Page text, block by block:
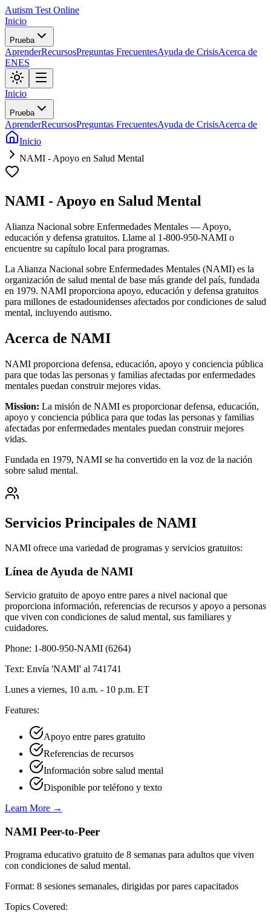
Autism Test Online
Inicio
Prueba
AprenderRecursosPreguntas FrecuentesAyuda de CrisisAcerca de
ENES
Inicio
Prueba
AprenderRecursosPreguntas FrecuentesAyuda de CrisisAcerca de
Inicio
NAMI - Apoyo en Salud Mental
NAMI - Apoyo en Salud Mental
Alianza Nacional sobre Enfermedades Mentales — Apoyo,
educación y defensa gratuitos. Llame al 1-800-950-NAMI o
encuentre su capítulo local para programas.
La Alianza Nacional sobre Enfermedades Mentales (NAMI) es la
organización de salud mental de base más grande del país, fundada
en 1979. NAMI proporciona apoyo, educación y defensa gratuitos
para millones de estadounidenses afectados por condiciones de salud
mental, incluyendo autismo.
Acerca de NAMI
NAMI proporciona defensa, educación, apoyo y conciencia pública
para que todas las personas y familias afectadas por enfermedades
mentales puedan construir mejores vidas.
Mission: La misión de NAMI es proporcionar defensa, educación,
apoyo y conciencia pública para que todas las personas y familias
afectadas por enfermedades mentales puedan construir mejores
vidas.
Fundada en 1979, NAMI se ha convertido en la voz de la nación
sobre salud mental.
Servicios Principales de NAMI
NAMI ofrece una variedad de programas y servicios gratuitos:
Línea de Ayuda de NAMI
Servicio gratuito de apoyo entre pares a nivel nacional que
proporciona información, referencias de recursos y apoyo a personas
que viven con condiciones de salud mental, sus familiares y
cuidadores.
Phone: 1-800-950-NAMI (6264)
Text: Envía 'NAMI' al 741741
Lunes a viernes, 10 a.m. - 10 p.m. ET
Features:
Apoyo entre pares gratuito
Referencias de recursos
Información sobre salud mental
Disponible por teléfono y texto
Learn More →
NAMI Peer-to-Peer
Programa educativo gratuito de 8 semanas para adultos que viven
con condiciones de salud mental.
Format: 8 sesiones semanales, dirigidas por pares capacitados
Topics Covered: